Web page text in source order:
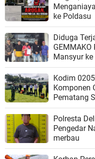
ke Poldasu
Diduga
GEMMAKO
Mansyur
Kodim
Komponen
Pematang
Polresta
Pengedar
merbau